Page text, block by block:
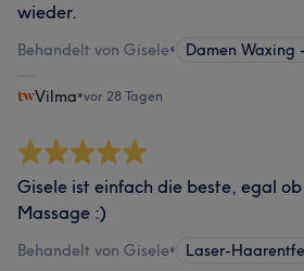
wieder.
Behandelt von Gisele• Damen Waxing
Vilma•vor 28 Tagen
Gisele ist einfach die beste, egal
Massage :)
Behandelt von Gisele• Laser-